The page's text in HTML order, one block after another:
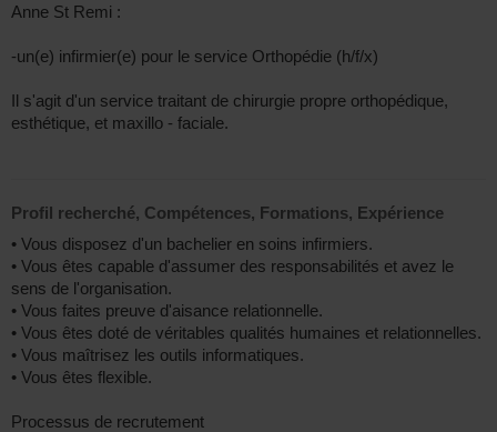
Anne St Remi :
-un(e) infirmier(e) pour le service Orthopédie (h/f/x)
Il s'agit d'un service traitant de chirurgie propre orthopédique,
esthétique, et maxillo - faciale.
Profil recherché, Compétences, Formations, Expérience
• Vous disposez d'un bachelier en soins infirmiers.
• Vous êtes capable d'assumer des responsabilités et avez le
sens de l'organisation.
• Vous faites preuve d'aisance relationnelle.
• Vous êtes doté de véritables qualités humaines et relationnelles.
• Vous maîtrisez les outils informatiques.
• Vous êtes flexible.
Processus de recrutement